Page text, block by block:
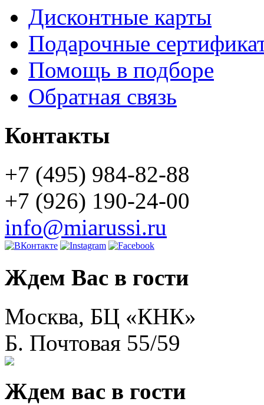
Дисконтные карты
Подарочные
Помощь в подборе
Обратная связь
Контакты
+7 (495) 984-82-88
+7 (926) 190-24-00
info@miarussi.ru
Ждем Вас в гости
Москва, БЦ «КНК»
Б. Почтовая 55/59
Ждем вас в гости